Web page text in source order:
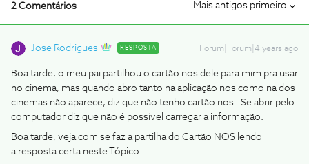
2 Comentários Mais antigos primeiro
Jose Rodrigues RESPOSTA Forum|Forum|4 years ago
Boa tarde, o meu pai partilhou o cartão nos dele para mim pra usar
no cinema, mas quando abro tanto na aplicação nos como na dos
cinemas não aparece, diz que não tenho cartão nos . Se abrir pelo
computador diz que não é possível carregar a informação.
Boa tarde, veja com se faz a partilha do Cartão NOS lendo
a resposta certa neste Tópico: